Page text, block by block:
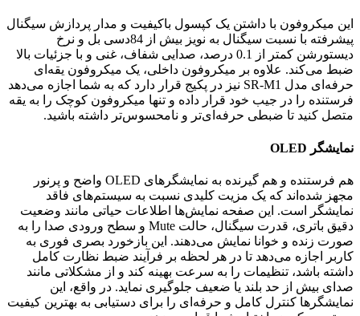
این میکروفون با داشتن یک کپسول باکیفیت و مدار پردازش سیگنال
پیشرفته با نسبت سیگنال به نویز بیش از 84دسی بل و نرخ
دیستورشن کمتر از 0.1 درصد، صدایی شفاف، غنی و با جزئیات بالا
ضبط می‌کند. علاوه بر میکروفون داخلی، یک میکروفون یقه‌ای
حرفه‌ای مدل SR-M1 نیز در پکیج قرار دارد که به شما اجازه می‌دهد
فرستنده را در جیب خود قرار داده و تنها میکروفون کوچک را به یقه
متصل کنید تا ضبطی حرفه‌ای‌تر و نامحسوس‌تر داشته باشید.
نمایشگر OLED
هم فرستنده و هم گیرنده به نمایشگرهای OLED واضح و پرنور
مجهز شده‌اند که یک مزیت کلیدی نسبت به سیستم‌های فاقد
نمایشگر است. این صفحه نمایش‌ها اطلاعات حیاتی مانند وضعیت
دقیق باتری، قدرت سیگنال، حالت Mute و سطح ورودی صدا را به
صورت زنده و خوانا نمایش می‌دهند. این بازخورد بصری فوری به
کاربر اجازه می‌دهد تا در هر لحظه بر فرآیند ضبط نظارت کامل
داشته باشد، تنظیمات را به سرعت بهینه کند و از مشکلاتی مانند
صدای بیش از حد بلند یا ضعیف جلوگیری نماید. در واقع، این
نمایشگرها کنترل کامل و حرفه‌ای را برای دستیابی به بهترین کیفیت